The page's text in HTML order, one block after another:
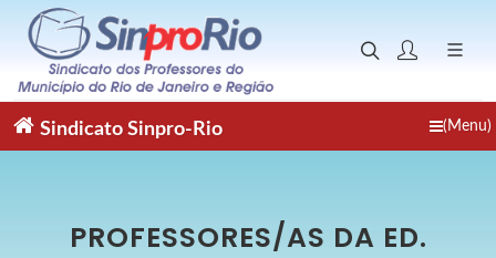
Sindicato Sinpro-Rio (Menu)
PROFESSORES/AS DA ED.